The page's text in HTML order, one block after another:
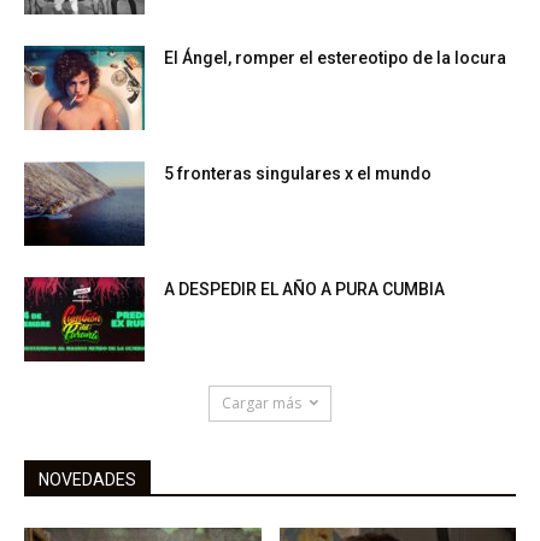
El Ángel, romper el estereotipo de la locura
5 fronteras singulares x el mundo
A DESPEDIR EL AÑO A PURA CUMBIA
Cargar más
NOVEDADES